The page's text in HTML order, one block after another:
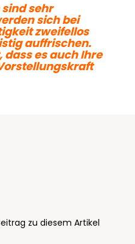
sehr
sich bei
zweifellos
auffrischen.
dass es auch Ihre
zu diesem Artikel